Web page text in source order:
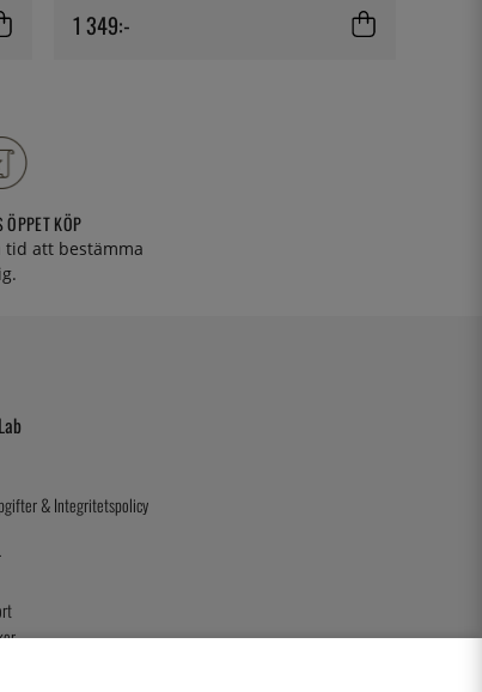
1 349:-
KÖP
tid att bestämma
& Integritetspolicy